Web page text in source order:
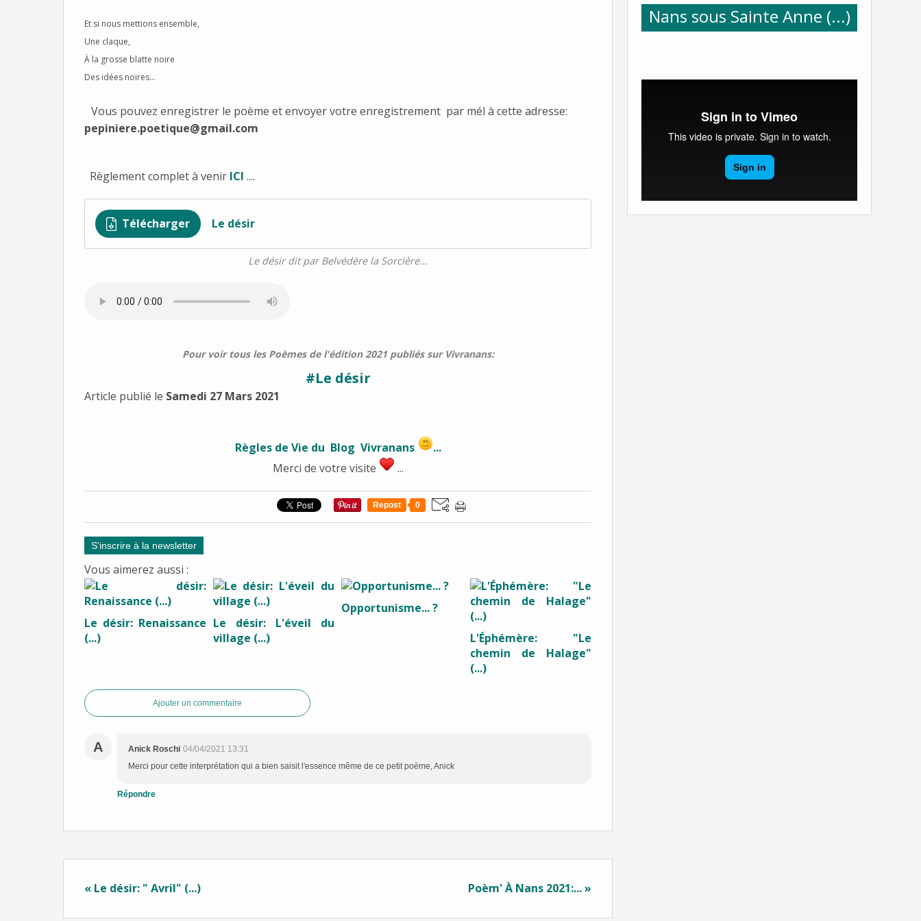
Nans sous Sainte Anne (...)
Et si nous mettions ensemble,
Une claque,
À la grosse blatte noire
Des idées noires...
Vous pouvez enregistrer le poème et envoyer votre enregistrement par mél à cette adresse:
pepiniere.poetique@gmail.com
Règlement complet à venir ICI ....
Télécharger Le désir
Le désir dit par Belvédère la Sorcière...
Pour voir tous les Poèmes de l'édition 2021 publiés sur Vivranans:
#Le désir
Article publié le Samedi 27 Mars 2021
Règles de Vie du Blog Vivranans
...
Merci de votre visite
...
Repost 0
S'inscrire à la newsletter
Vous aimerez aussi :
Le désir: Renaissance
(...)
Le désir: L'éveil du
village (...)
Opportunisme... ?
L'Éphémère: "Le
chemin de Halage"
(...)
Ajouter un commentaire
A Anick Roschi 04/04/2021 13:31
Merci pour cette interprétation qui a bien saisit l'essence même de ce petit poème, Anick
Répondre
« Le désir: " Avril" (...) Poèm' À Nans 2021:... »